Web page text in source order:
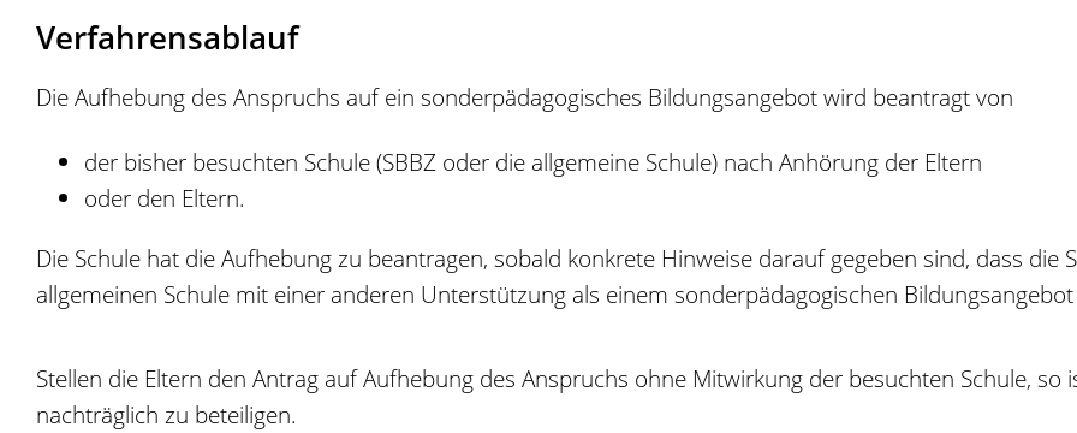
Verfahrensablauf
Die Aufhebung des Anspruchs auf ein sonderpädagogisches Bildungsangebot wird beantragt von
der bisher besuchten Schule (SBBZ oder die allgemeine Schule) nach Anhörung der Eltern
oder den Eltern.
Die Schule hat die Aufhebung zu beantragen, sobald konkrete Hinweise darauf gegeben sind, dass die
allgemeinen Schule mit einer anderen Unterstützung als einem sonderpädagogischen
Stellen die Eltern den Antrag auf Aufhebung des Anspruchs ohne Mitwirkung der besuchten Schule,
nachträglich zu beteiligen.